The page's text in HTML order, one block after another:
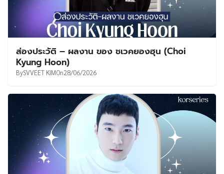
ส่องประวัติ – ผลงาน ของ ชเวคยองฮุน (Choi
Kyung Hoon)
BySVVEET KIMOn28/06/2026